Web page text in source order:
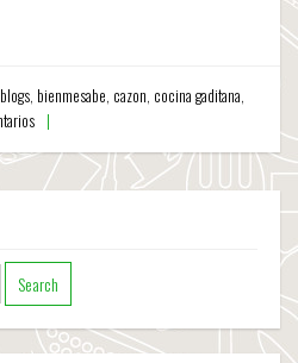
, bienmesabe, cazon, cocina gaditana,